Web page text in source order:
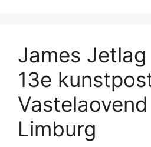
James
13e
Limburg